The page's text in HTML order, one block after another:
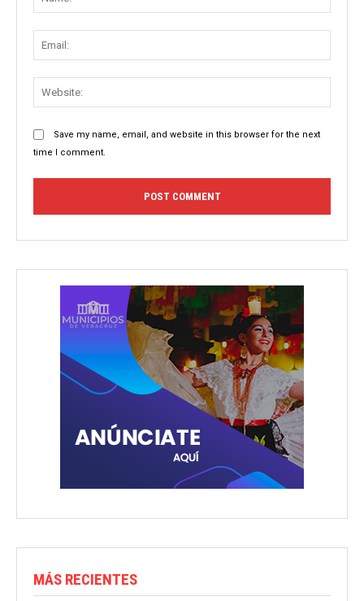
Save my name, email, and website in this browser for the next
time I comment.
MÁS RECIENTES